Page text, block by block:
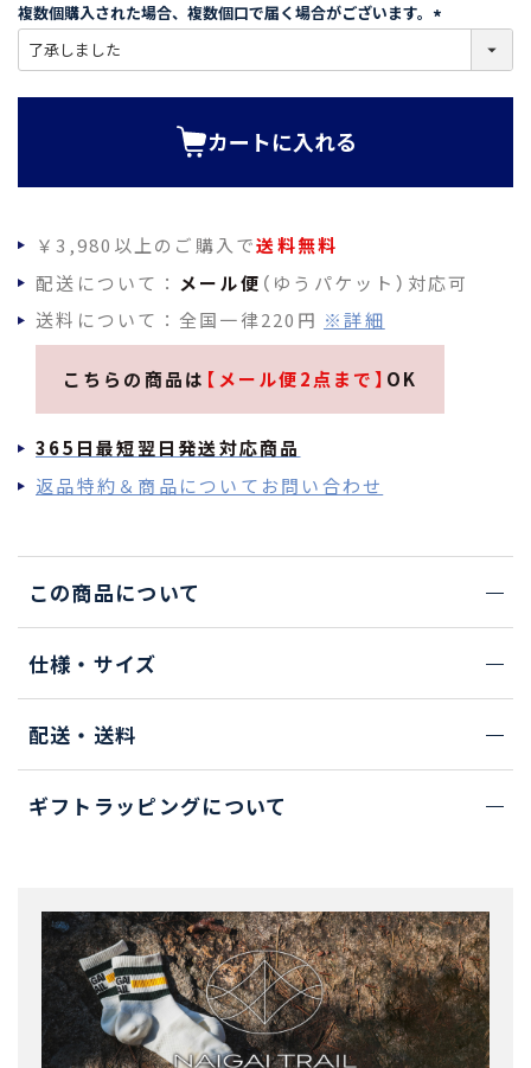
)
複数個購入された場合、複数個口で届く場合がございます。
必
カートに入れる
￥3,980以上のご購入で送料無料
配送について： メール便 （ゆうパケット）対応可
送料について：全国一律220円 ※詳細
こちらの商品は 【メール便2点まで】 OK
365日最短翌日発送対応商品
返品特約＆商品についてお問い合わせ
この商品について
仕様・サイズ
配送・送料
ギフトラッピングについて